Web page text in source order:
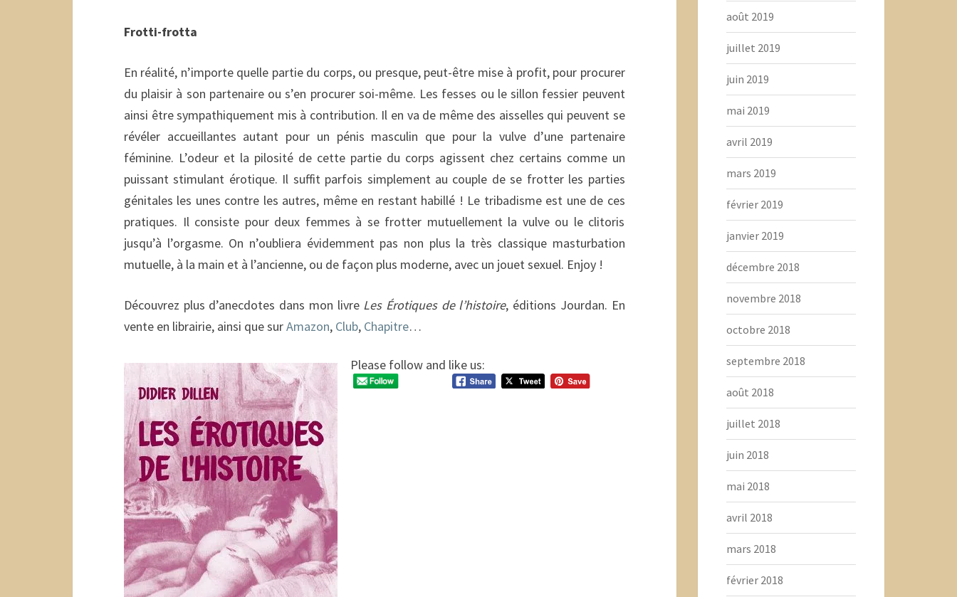
Frotti-frotta
En réalité, n’importe quelle partie du corps, ou presque, peut-être mise à profit, pour procurer
du plaisir à son partenaire ou s’en procurer soi-même. Les fesses ou le sillon fessier peuvent
ainsi être sympathiquement mis à contribution. Il en va de même des aisselles qui peuvent se
révéler accueillantes autant pour un pénis masculin que pour la vulve d’une partenaire
féminine. L’odeur et la pilosité de cette partie du corps agissent chez certains comme un
puissant stimulant érotique. Il suffit parfois simplement au couple de se frotter les parties
génitales les unes contre les autres, même en restant habillé ! Le tribadisme est une de ces
pratiques. Il consiste pour deux femmes à se frotter mutuellement la vulve ou le clitoris
jusqu’à l’orgasme. On n’oubliera évidemment pas non plus la très classique masturbation
mutuelle, à la main et à l’ancienne, ou de façon plus moderne, avec un jouet sexuel. Enjoy !
Découvrez plus d’anecdotes dans mon livre Les Érotiques de l’histoire, éditions Jourdan. En
vente en librairie, ainsi que surAmazon, Club, Chapitre…
Please follow and like us:
août 2019
juillet 2019
juin 2019
mai 2019
avril 2019
mars 2019
février 2019
janvier 2019
décembre 2018
novembre 2018
octobre 2018
septembre 2018
août 2018
juillet 2018
juin 2018
mai 2018
avril 2018
mars 2018
février 2018